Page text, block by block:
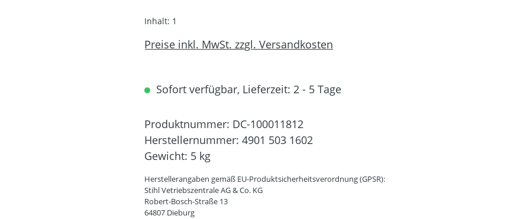
Inhalt: 1
Preise inkl. MwSt. zzgl. Versandkosten
Sofort verfügbar, Lieferzeit: 2 - 5 Tage
Produktnummer: DC-100011812
Herstellernummer: 4901 503 1602
Gewicht: 5 kg
Herstellerangaben gemäß EU-Produktsicherheitsverordnung (GPSR):
Stihl Vetriebszentrale AG & Co. KG
Robert-Bosch-Straße 13
64807 Dieburg